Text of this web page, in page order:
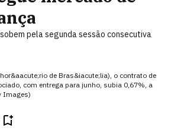
pela segunda sessão consecutiva
de Bras&iacute;lia), o contrato de
com entrega para junho, subia 0,67%, a
Images)